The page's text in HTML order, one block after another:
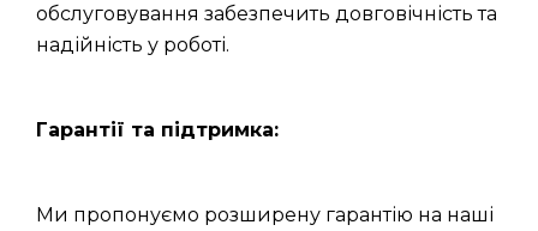
обслуговування забезпечить довговічність та
надійність у роботі.
Гарантії та підтримка:
Ми пропонуємо розширену гарантію на наші